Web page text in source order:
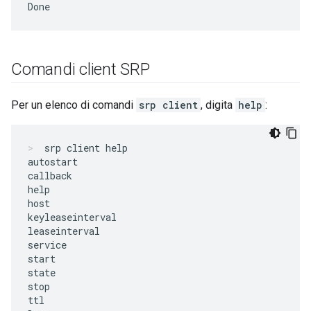
Comandi client SRP
Per un elenco di comandi srp client , digita help :
srp client help
autostart
callback
help
host
keyleaseinterval
leaseinterval
service
start
state
stop
ttl